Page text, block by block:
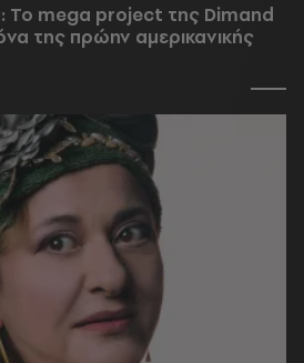
To mega project της Dimand
της πρώην αμερικανικής